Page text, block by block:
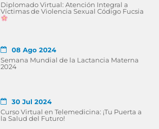
Diplomado Virtual: Atención Integral a
Víctimas de Violencia Sexual Código Fucsia
08 Ago 2024
Semana Mundial de la Lactancia Materna
2024
30 Jul 2024
Curso Virtual en Telemedicina: ¡Tu Puerta a
la Salud del Futuro!